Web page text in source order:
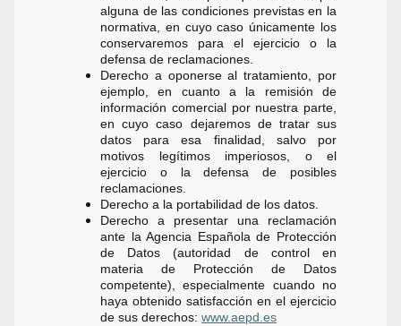
alguna de las condiciones previstas en la
normativa, en cuyo caso únicamente los
conservaremos para el ejercicio o la
defensa de reclamaciones.
Derecho a oponerse al tratamiento, por
ejemplo, en cuanto a la remisión de
información comercial por nuestra parte,
en cuyo caso dejaremos de tratar sus
datos para esa finalidad, salvo por
motivos legítimos imperiosos, o el
ejercicio o la defensa de posibles
reclamaciones.
Derecho a la portabilidad de los datos.
Derecho a presentar una reclamación
ante la Agencia Española de Protección
de Datos (autoridad de control en
materia de Protección de Datos
competente), especialmente cuando no
haya obtenido satisfacción en el ejercicio
de sus derechos: www.aepd.es